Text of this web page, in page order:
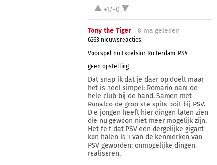
+1/-0
Tony the Tiger 8 ma geleden
6263 nieuwsreacties
Voorspel nu Excelsior Rotterdam-PSV
geen opstelling
Dat snap ik dat je daar op doelt maar
het is heel simpel: Romario nam de
hele club bij de hand. Samen met
Ronaldo de grootste spits ooit bij PSV.
Die jongen heeft hier dingen laten zien
die nu gewoon niet meer mogelijk zijn.
Het feit dat PSV een dergelijke gigant
kon halen is 1 van de kenmerken van
PSV geworden: onmogelijke dingen
realiseren.